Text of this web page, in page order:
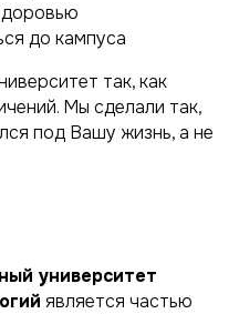
до кампуса
так, как
Мы сделали так,
под Вашу жизнь, а не
университет
является частью